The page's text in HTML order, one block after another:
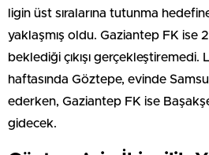
ligin üst sıralarına tutunma
yaklaşmış oldu. Gaziantep FK ise
beklediği çıkışı gerçekleştiremedi.
haftasında Göztepe, evinde
ederken, Gaziantep FK ise
gidecek.